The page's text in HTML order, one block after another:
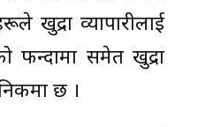
खुद्रा व्यापारीलाई
फन्दामा समेत खुद्रा
छ ।